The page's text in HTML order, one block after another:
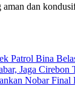
aman dan
Patrol Bina
Jaga Cirebon
Nobar Final